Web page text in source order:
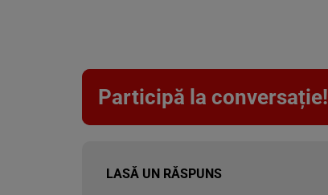
Participă la conversație!
LASĂ UN RĂSPUNS